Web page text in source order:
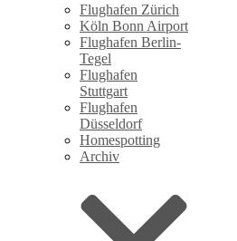
Flughafen Zürich
Köln Bonn Airport
Flughafen Berlin-
Tegel
Flughafen
Stuttgart
Flughafen
Düsseldorf
Homespotting
Archiv